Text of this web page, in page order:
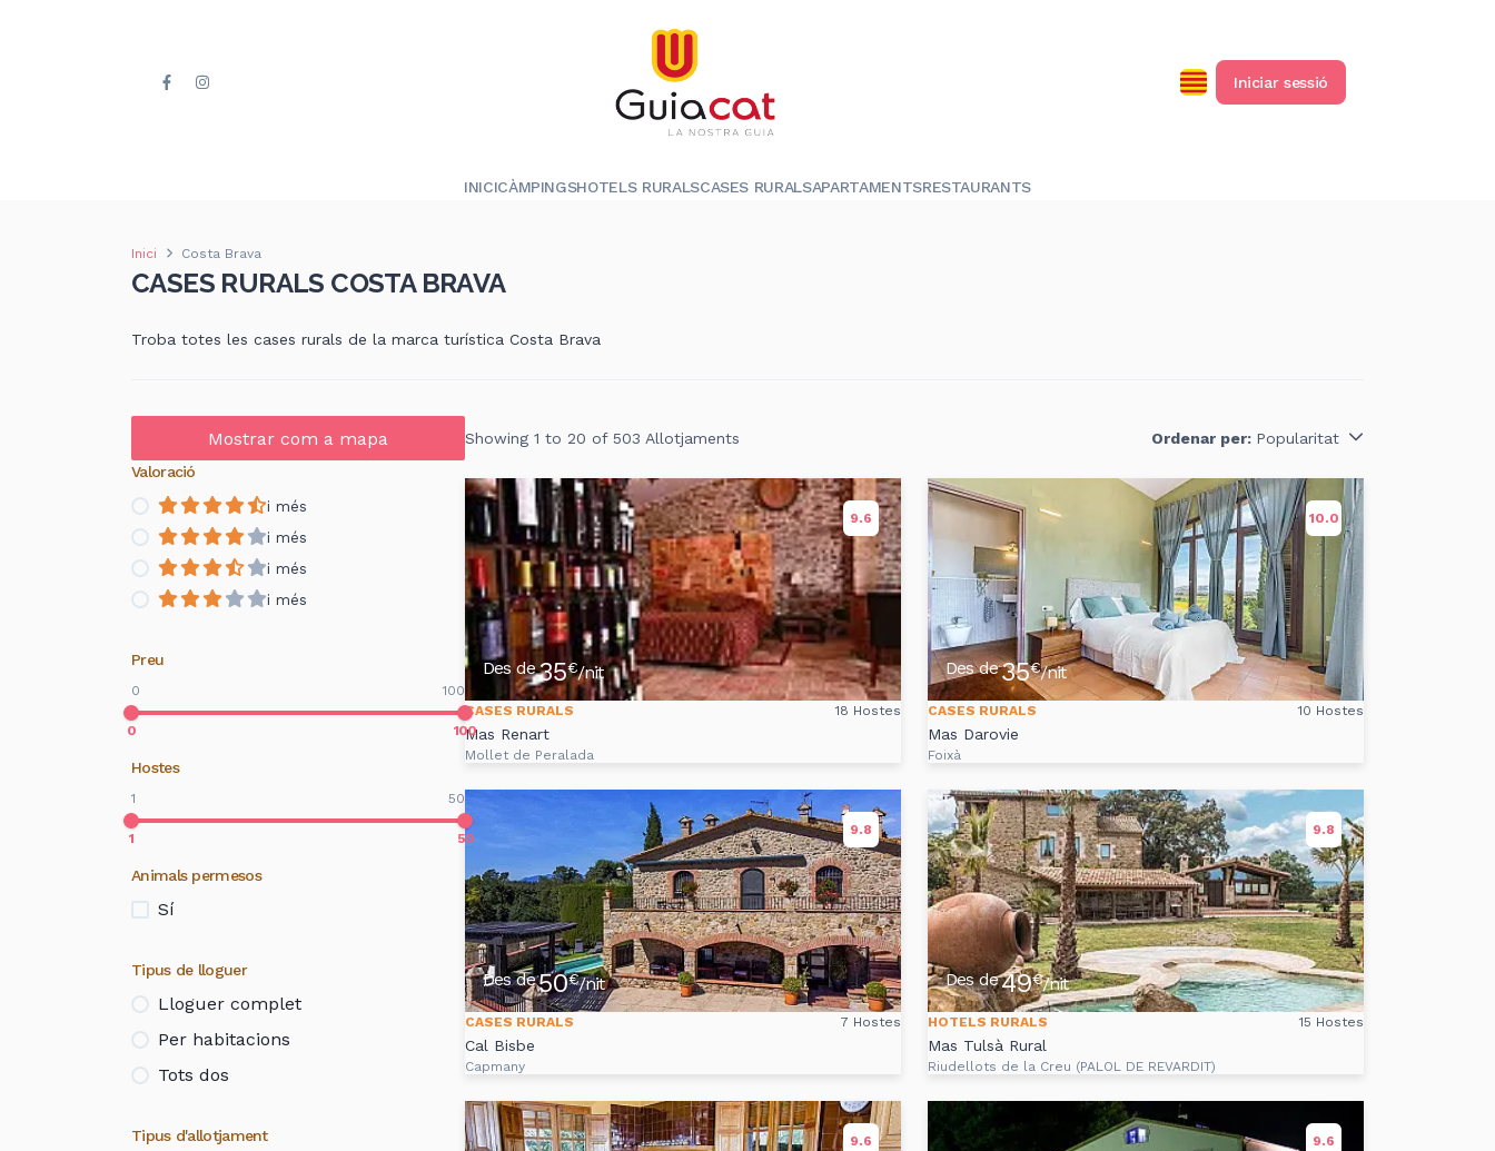
Iniciar sessió
INICICÀMPINGSHOTELS RURALSCASES RURALSAPARTAMENTSRESTAURANTS
Inici Costa Brava
CASES RURALS COSTA BRAVA
Troba totes les cases rurals de la marca turística Costa Brava
Mostrar com a mapa
Valoració
i més
i més
i més
i més
Preu
0 100
0 100
Hostes
1 50
1 50
Animals permesos
Sí
Tipus de lloguer
Lloguer complet
Per habitacions
Tots dos
Tipus d'allotjament
Showing 1 to 20 of 503 Allotjaments Ordenar per: Popularitat
9.6
Des de35€/nit
CASES RURALS 18 Hostes
Mas Renart
Mollet de Peralada
10.0
Des de35€/nit
CASES RURALS 10 Hostes
Mas Darovie
Foixà
9.8
Des de50€/nit
CASES RURALS 7 Hostes
Cal Bisbe
Capmany
9.8
Des de49€/nit
HOTELS RURALS 15 Hostes
Mas Tulsà Rural
Riudellots de la Creu (PALOL DE REVARDIT)
9.6 9.6